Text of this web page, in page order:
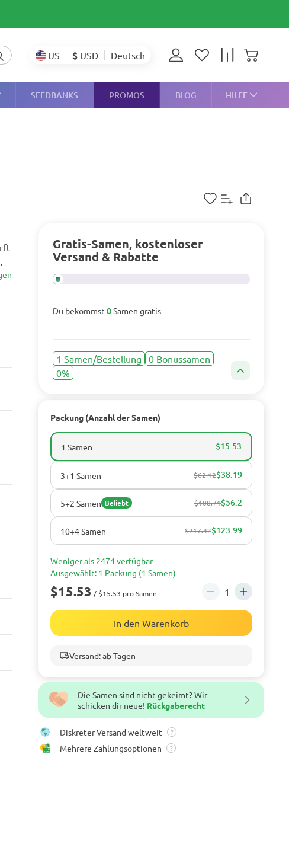
US $ USD Deutsch
SEEDBANKS PROMOS BLOG HILFE
Gratis-Samen, kostenloser
Versand & Rabatte
Du bekommst 0Samen gratis
1 Samen/Bestellung
0 Bonussamen
0%
Packung (Anzahl der Samen)
1 Samen $15.53
3+1 Samen $62.12$38.19
5+2 Samen Beliebt $108.71$56.2
10+4 Samen $217.42$123.99
Weniger als 2474 verfügbar
Ausgewählt: 1 Packung (1 Samen)
$15.53 / $15.53 pro Samen
In den Warenkorb
Versand: ab Tagen
Die Samen sind nicht gekeimt? Wir
schicken dir neue! Rückgaberecht
Diskreter Versand weltweit ?
Mehrere Zahlungsoptionen ?